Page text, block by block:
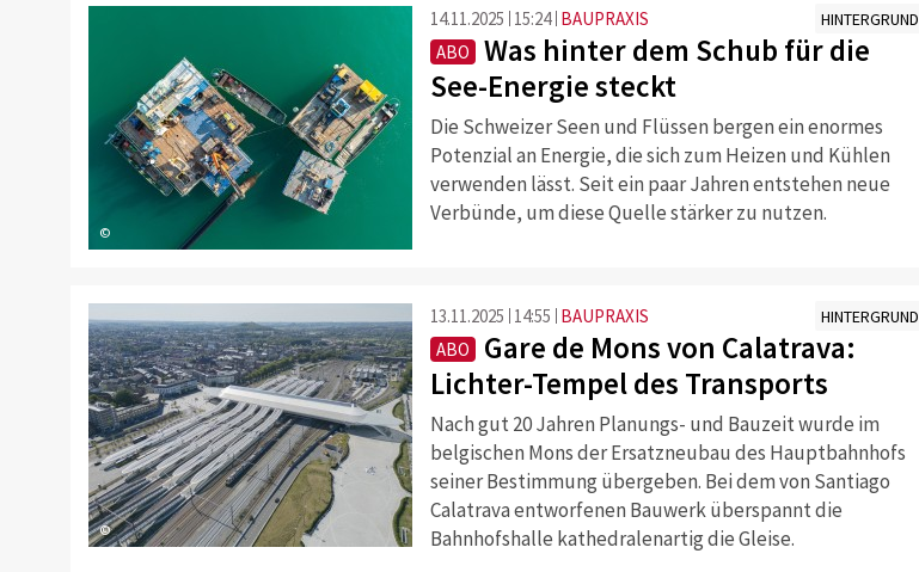
©
14.11.2025 15:24 BAUPRAXIS HINTERGRUND
ABO
Was hinter dem Schub für die
See-Energie steckt
Die Schweizer Seen und Flüssen bergen ein enormes
Potenzial an Energie, die sich zum Heizen und Kühlen
verwenden lässt. Seit ein paar Jahren entstehen neue
Verbünde, um diese Quelle stärker zu nutzen.
©
13.11.2025 14:55 BAUPRAXIS HINTERGRUND
ABO
Gare de Mons von Calatrava:
Lichter-Tempel des Transports
Nach gut 20 Jahren Planungs- und Bauzeit wurde im
belgischen Mons der Ersatzneubau des Hauptbahnhofs
seiner Bestimmung übergeben. Bei dem von Santiago
Calatrava entworfenen Bauwerk überspannt die
Bahnhofshalle kathedralenartig die Gleise.